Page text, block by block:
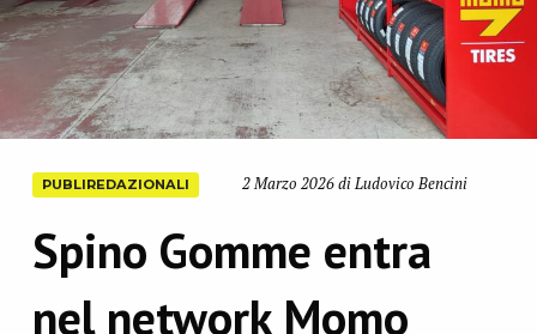
PUBLIREDAZIONALI 2 Marzo 2026 di Ludovico Bencini
Spino Gomme entra
nel network Momo